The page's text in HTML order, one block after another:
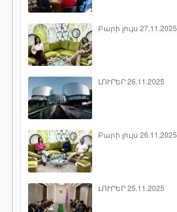
Բարի լույս 27.11.2025
ԼՈՒՐԵՐ 26.11.2025
Բարի լույս 26.11.2025
ԼՈՒՐԵՐ 25.11.2025